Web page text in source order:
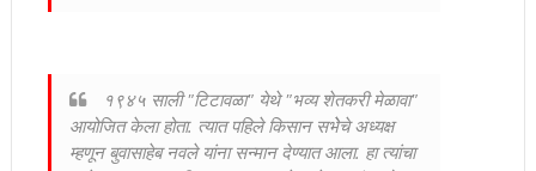
१९४५ साली "टिटावळा" येथे "भव्य शेतकरी मेळावा"
आयोजित केला होता. त्यात पहिले किसान सभेेचे अध्यक्ष
म्हणून बुवासाहेब नवले यांना सन्मान देण्यात आला. हा त्यांचा